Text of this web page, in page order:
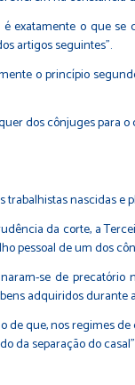
exatamente o que
artigos seguintes".
o princípio
dos cônjuges para
trabalhistas
da corte, a
pessoal de um dos
se de
adquiridos durante
que, nos regimes
da separação do